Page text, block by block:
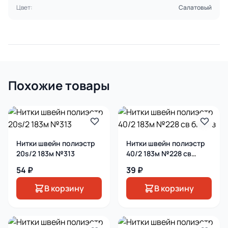
Цвет:
Салатовый
Похожие товары
Нитки швейн полиэстр
20s/2 183м №313
54 ₽
В корзину
Нитки швейн полиэстр
40/2 183м №228 св
39 ₽
В корзину